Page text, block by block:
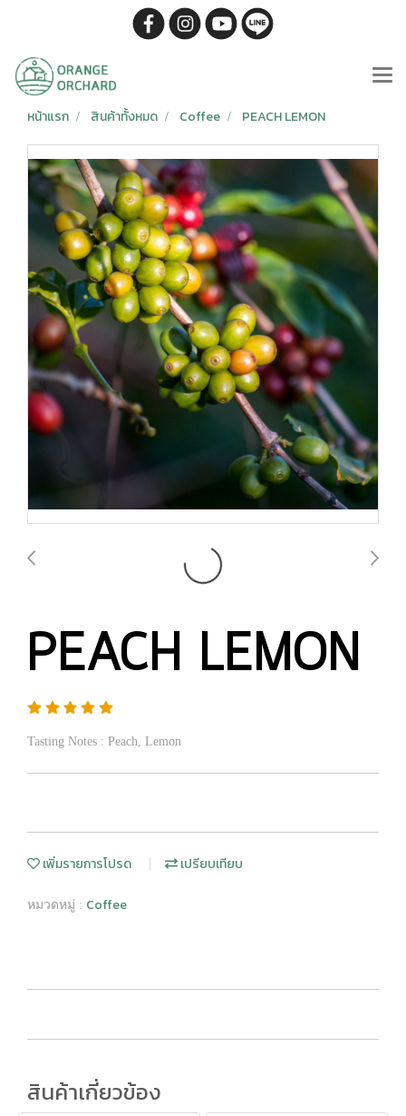
หน้าแรก สินค้าทั้งหมด Coffee PEACH LEMON
PEACH LEMON
Tasting Notes : Peach, Lemon
เพิ่มรายการโปรด เปรียบเทียบ
หมวดหมู่ : Coffee
สินค้าเกี่ยวข้อง